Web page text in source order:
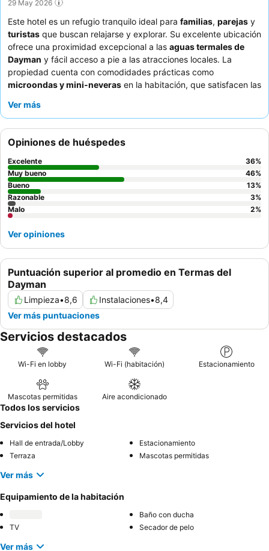
29 May 2026
Este hotel es un refugio tranquilo ideal para familias, parejas y
turistas que buscan relajarse y explorar. Su excelente ubicación
ofrece una proximidad excepcional a las aguas termales de
Dayman y fácil acceso a pie a las atracciones locales. La
propiedad cuenta con comodidades prácticas como
microondas y mini-neveras en la habitación, que satisfacen las
constantemente al personal atento y amable, y los puntos
fresca y bollería casera. Para una estancia más tranquila,
considere solicitar una habitación con vistas al jardín.
Ver más
Puntuación superior al promedio en Termas del
Dayman
Limpieza•8,6 Instalaciones•8,4
Ver más puntuaciones
Opiniones de huéspedes
Excelente 36%
Muy bueno
46%
Bueno
13%
Razonable
3%
Malo
2%
Ver opiniones
Servicios destacados
Wi-Fi en lobby Wi-Fi (habitación) Estacionamiento
Mascotas permitidas Aire acondicionado
Todos los servicios
Servicios del hotel
Hall de entrada/Lobby
Estacionamiento
Terraza
Mascotas permitidas
Ver más
Equipamiento de la habitación
Baño con ducha
TV
Secador de pelo
Ver más